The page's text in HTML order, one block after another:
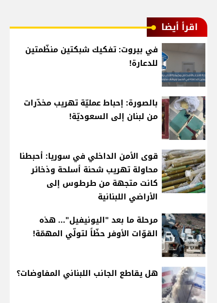
اقرأ أيضا
في بيروت: تفكيك شبكتين منظّمتين
للدعارة!
بالصورة: إحباط عمليّة تهريب مخدّرات
من لبنان إلى السعوديّة!
قوى الأمن الداخلي في سوريا: أحبطنا
محاولة تهريب شحنة أسلحة وذخائر
كانت متجهة من طرطوس إلى
الأراضي اللبنانية
مرحلة ما بعد "اليونيفيل"... هذه
القوّات الأوفر حظّاً لتولّي المهمّة!
هل يقاطع الجانب اللبناني المفاوضات؟